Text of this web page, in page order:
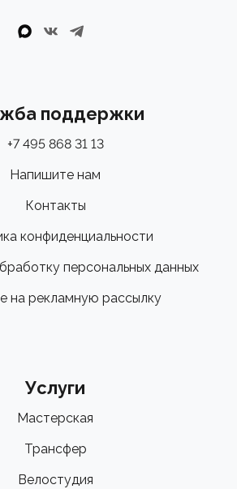
поддержки
+7 495 868 31 13
Напишите нам
Контакты
конфиденциальности
персональных данных
на рекламную рассылку
Услуги
Мастерская
Трансфер
Велостудия